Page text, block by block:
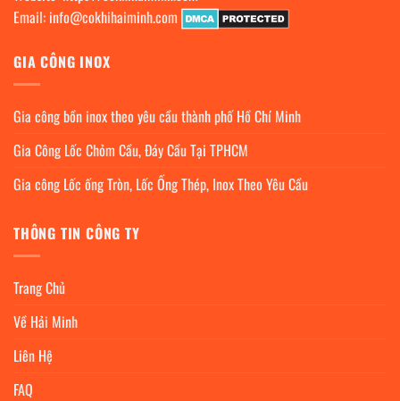
Email: info@cokhihaiminh.com
GIA CÔNG INOX
Gia công bồn inox theo yêu cầu thành phố Hồ Chí Minh
Gia Công Lốc Chỏm Cầu, Đáy Cầu Tại TPHCM
Gia công Lốc ống Tròn, Lốc Ống Thép, Inox Theo Yêu Cầu
THÔNG TIN CÔNG TY
Trang Chủ
Về Hải Minh
Liên Hệ
FAQ